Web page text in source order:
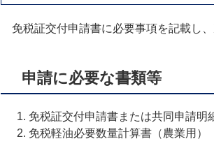
免税証交付申請書に必要事項を記載し
申請に必要な書類等
免税証交付申請書または共同申請明
免税軽油必要数量計算書（農業用）